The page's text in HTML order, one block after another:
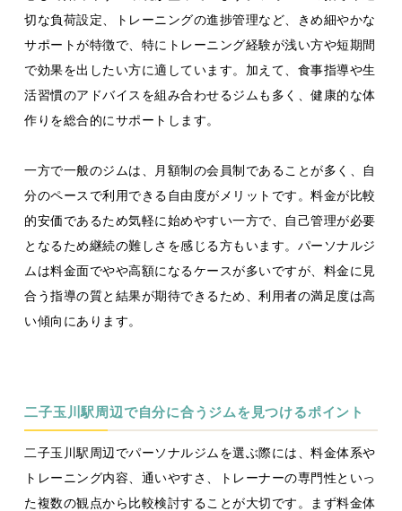
切な負荷設定、トレーニングの進捗管理など、きめ細やかな
サポートが特徴で、特にトレーニング経験が浅い方や短期間
で効果を出したい方に適しています。加えて、食事指導や生
活習慣のアドバイスを組み合わせるジムも多く、健康的な体
作りを総合的にサポートします。
一方で一般のジムは、月額制の会員制であることが多く、自
分のペースで利用できる自由度がメリットです。料金が比較
的安価であるため気軽に始めやすい一方で、自己管理が必要
となるため継続の難しさを感じる方もいます。パーソナルジ
ムは料金面でやや高額になるケースが多いですが、料金に見
合う指導の質と結果が期待できるため、利用者の満足度は高
い傾向にあります。
二子玉川駅周辺で自分に合うジムを見つけるポイント
二子玉川駅周辺でパーソナルジムを選ぶ際には、料金体系や
トレーニング内容、通いやすさ、トレーナーの専門性といっ
た複数の観点から比較検討することが大切です。まず料金体